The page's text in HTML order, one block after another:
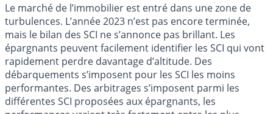
Le marché de l’immobilier est entré dans une zone de
turbulences. L’année 2023 n’est pas encore terminée,
mais le bilan des SCI ne s’annonce pas brillant. Les
épargnants peuvent facilement identifier les SCI qui vont
rapidement perdre davantage d’altitude. Des
débarquements s’imposent pour les SCI les moins
performantes. Des arbitrages s’imposent parmi les
différentes SCI proposées aux épargnants, les